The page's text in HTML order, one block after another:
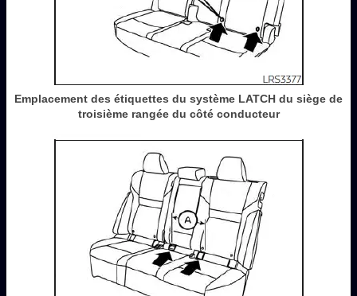
Emplacement des étiquettes du système LATCH du siège de
troisième rangée du côté conducteur